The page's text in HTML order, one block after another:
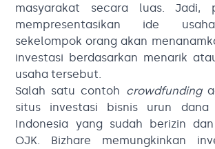
masyarakat secara luas. Jadi,
mempresentasikan ide
sekelompok orang akan
investasi berdasarkan menarik
usaha tersebut.
Salah satu contoh crowdfunding
situs investasi bisnis urun
Indonesia yang sudah berizin
OJK. Bizhare memungkinkan